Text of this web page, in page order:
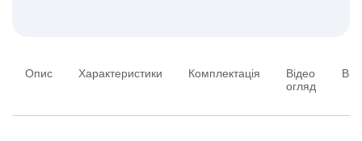
Опис Характеристики Комплектація
Відео
огляд